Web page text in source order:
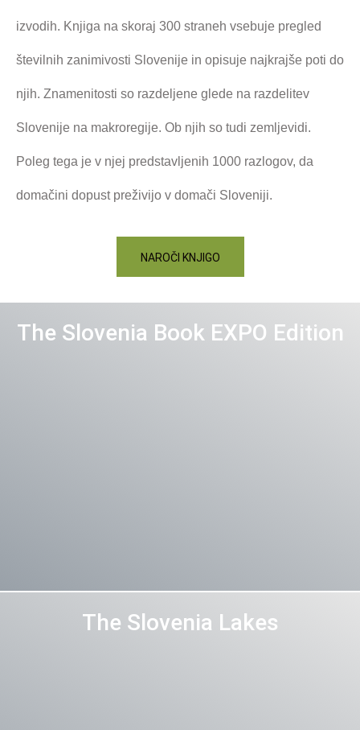
izvodih. Knjiga na skoraj 300 straneh vsebuje pregled
številnih zanimivosti Slovenije in opisuje najkrajše poti do
njih. Znamenitosti so razdeljene glede na razdelitev
Slovenije na makroregije. Ob njih so tudi zemljevidi.
Poleg tega je v njej predstavljenih 1000 razlogov, da
domačini dopust preživijo v domači Sloveniji.
NAROČI KNJIGO
The Slovenia Book EXPO Edition
The Slovenia Lakes